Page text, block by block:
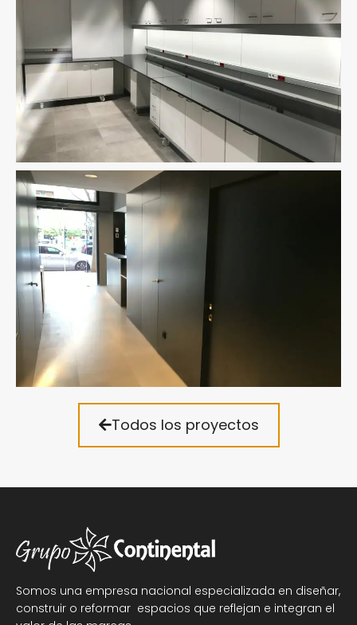
Todos los proyectos
Somos una empresa nacional especializada en diseñar,
construir o reformar espacios que reflejan e integran el